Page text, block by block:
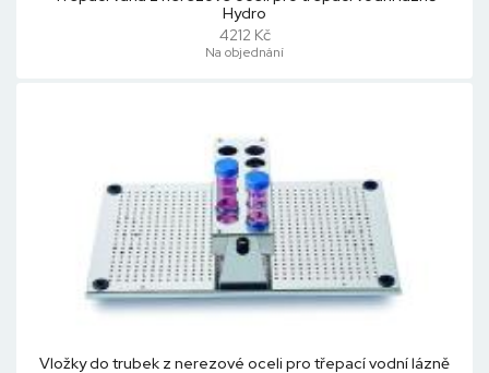
Hydro
4212 Kč
Na objednání
Vložky do trubek z nerezové oceli pro třepací vodní lázně